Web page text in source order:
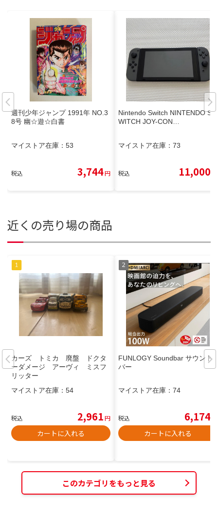
週刊少年ジャンプ 1991年 NO.3
8号 幽☆遊☆白書
マイストア在庫： 53
税込 3,744円
Nintendo Switch NINTENDO S
WITCH JOY-CON…
マイストア在庫： 73
税込 11,000
近くの売り場の商品
カーズ トミカ 廃盤 ドクタ
ーダメージ アーヴィ ミスフ
リッター
マイストア在庫： 54
税込 2,961円
カートに入れる
FUNLOGY Soundbar サウンド
バー
マイストア在庫： 74
税込 6,174
カートに入れる
このカテゴリをもっと見る